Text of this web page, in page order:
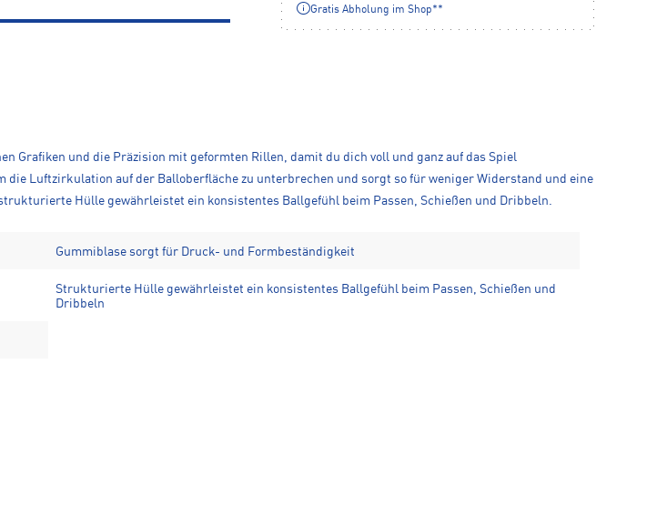
Gratis Abholung im Shop**
und die Präzision mit geformten Rillen, damit du dich voll und ganz auf das Spiel
Luftzirkulation auf der Balloberfläche zu unterbrechen und sorgt so für weniger Widerstand und eine
Hülle gewährleistet ein konsistentes Ballgefühl beim Passen, Schießen und Dribbeln.
Gummiblase sorgt für Druck- und Formbeständigkeit
Strukturierte Hülle gewährleistet ein konsistentes Ballgefühl beim Passen, Schießen und
Dribbeln